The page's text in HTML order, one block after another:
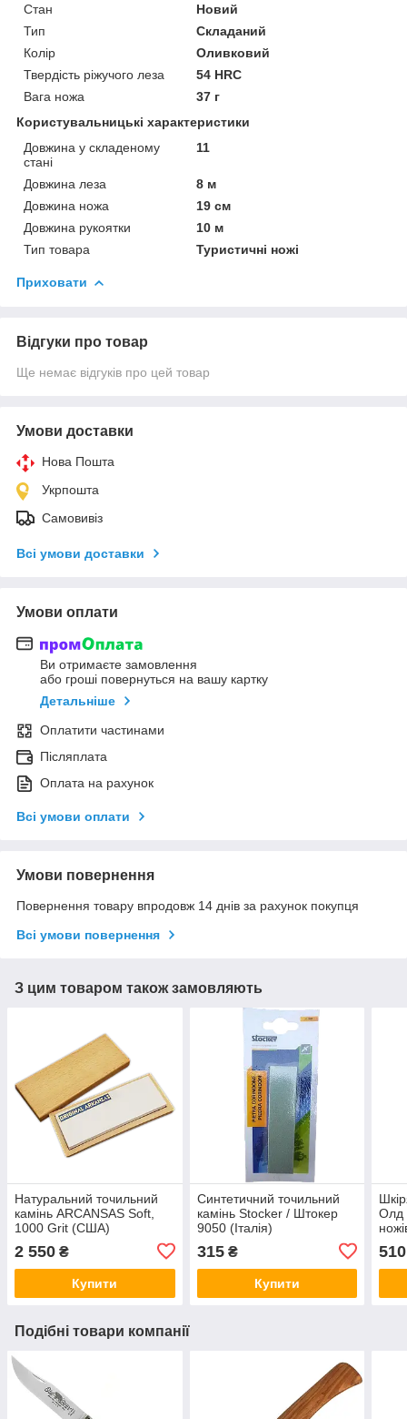
Стан
Новий
Тип
Складаний
Колір
Оливковий
Твердість ріжучого леза
54 HRC
Вага ножа
37 г
Користувальницькі характеристики
Довжина у складеному
стані
11
Довжина леза
8 м
Довжина ножа
19 см
Довжина рукоятки
10 м
Тип товара
Туристичні ножі
Приховати
Відгуки про товар
Ще немає відгуків про цей товар
Умови доставки
Нова Пошта
Укрпошта
Самовивіз
Всі умови доставки
Умови оплати
Ви отримаєте замовлення
або гроші повернуться на вашу картку
Детальніше
Оплатити частинами
Післяплата
Оплата на рахунок
Всі умови оплати
Умови повернення
Повернення товару впродовж 14 днів за рахунок покупця
Всі умови повернення
З цим товаром також замовляють
Натуральний точильний
камінь ARCANSAS Soft,
1000 Grit (США)
2 550 ₴
Купити
Синтетичний точильний
камінь Stocker / Штокер
9050 (Італія)
315₴
Купити
Олд
510
Подібні товари компанії